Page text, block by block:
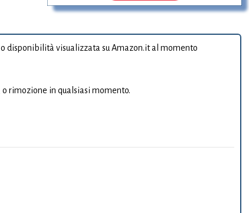
disponibilità visualizzata su Amazon.it al momento
rimozione in qualsiasi momento.